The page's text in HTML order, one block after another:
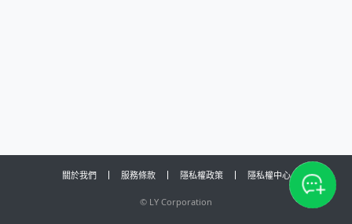
關於我們 服務條款 隱私權政策 隱私權中心
© LY Corporation